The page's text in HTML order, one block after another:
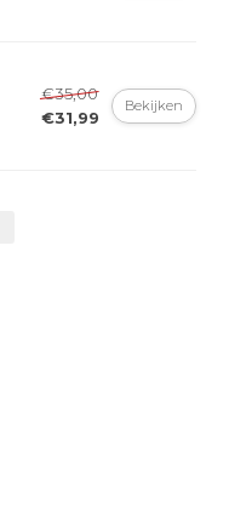
€35,00
€31,99
Bekijken